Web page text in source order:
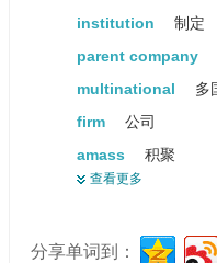
institution
制定
parent company
multinational
多
firm
公司
amass
积聚
empire
pudding stone
[
查看更多
分享单词到：